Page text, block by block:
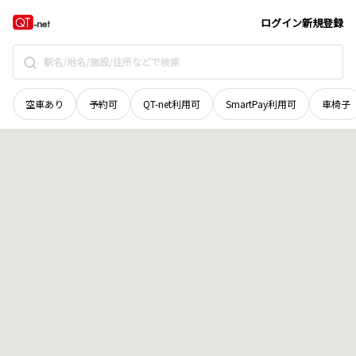
ログイン新規登録
空車あり 予約可 QT-net利用可 SmartPay利用可 車椅子
北海道